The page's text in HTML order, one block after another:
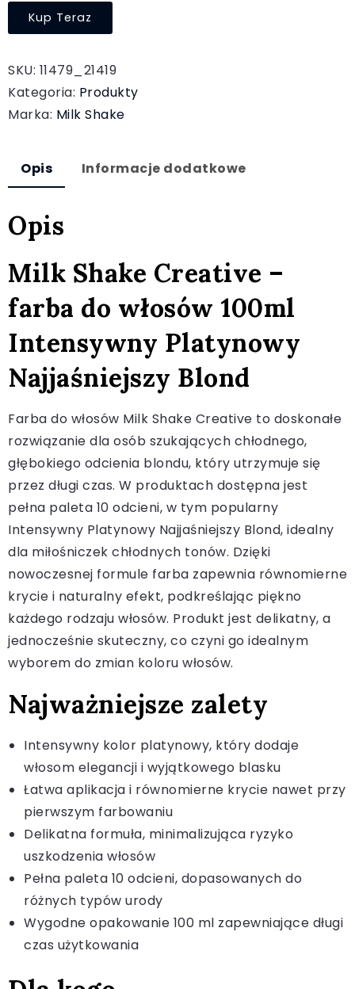
Kup Teraz
SKU: 11479_21419
Kategoria: Produkty
Marka: Milk Shake
Opis Informacje dodatkowe
Opis
Milk Shake Creative –
farba do włosów 100ml
Intensywny Platynowy
Najjaśniejszy Blond
Farba do włosów Milk Shake Creative to doskonałe
rozwiązanie dla osób szukających chłodnego,
głębokiego odcienia blondu, który utrzymuje się
przez długi czas. W produktach dostępna jest
pełna paleta 10 odcieni, w tym popularny
Intensywny Platynowy Najjaśniejszy Blond, idealny
dla miłośniczek chłodnych tonów. Dzięki
nowoczesnej formule farba zapewnia równomierne
krycie i naturalny efekt, podkreślając piękno
każdego rodzaju włosów. Produkt jest delikatny, a
jednocześnie skuteczny, co czyni go idealnym
wyborem do zmian koloru włosów.
Najważniejsze zalety
Intensywny kolor platynowy, który dodaje
włosom elegancji i wyjątkowego blasku
Łatwa aplikacja i równomierne krycie nawet przy
pierwszym farbowaniu
Delikatna formuła, minimalizująca ryzyko
uszkodzenia włosów
Pełna paleta 10 odcieni, dopasowanych do
różnych typów urody
Wygodne opakowanie 100 ml zapewniające długi
czas użytkowania